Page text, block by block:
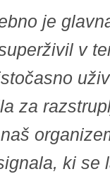
je
v
za
ki se